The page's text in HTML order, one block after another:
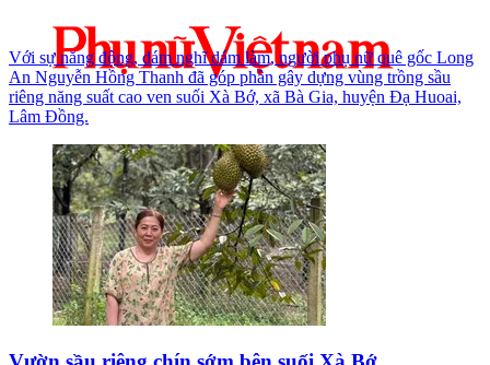
Với sự năng động, dám nghĩ dám làm, người phụ nữ quê gốc Long
An Nguyễn Hồng Thanh đã góp phần gây dựng vùng trồng sầu
riêng năng suất cao ven suối Xà Bớ, xã Bà Gia, huyện Đạ Huoai,
Lâm Đồng.